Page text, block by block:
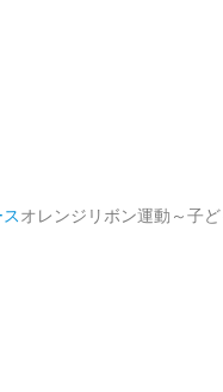
オレンジリボン運動～子